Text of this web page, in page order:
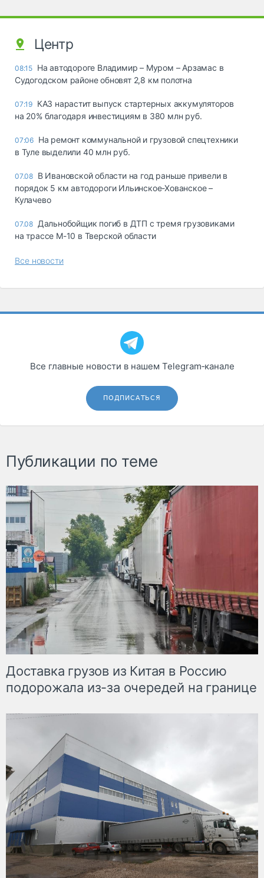
Центр
08:15 На автодороге Владимир – Муром – Арзамас в
Судогодском районе обновят 2,8 км полотна
07:19 КАЗ нарастит выпуск стартерных аккумуляторов
на 20% благодаря инвестициям в 380 млн руб.
07:06 На ремонт коммунальной и грузовой спецтехники
в Туле выделили 40 млн руб.
07.08 В Ивановской области на год раньше привели в
порядок 5 км автодороги Ильинское-Хованское –
Кулачево
07.08 Дальнобойщик погиб в ДТП с тремя грузовиками
на трассе М-10 в Тверской области
Все новости
Все главные новости в нашем Telegram‑канале
ПОДПИСАТЬСЯ
Публикации по теме
Доставка грузов из Китая в Россию
подорожала из-за очередей на границе